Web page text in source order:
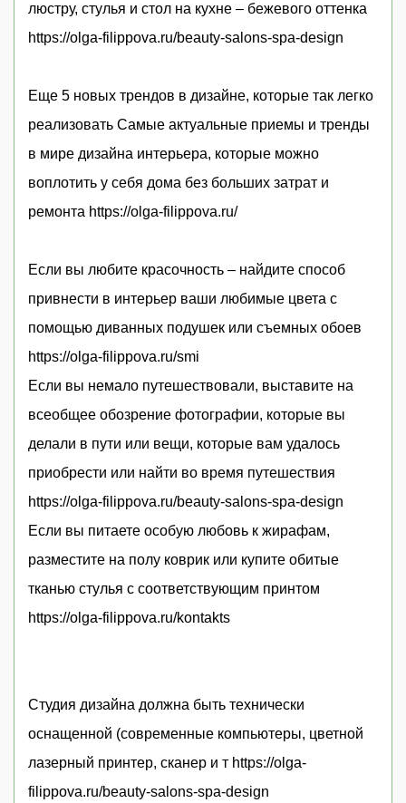
люстру, стулья и стол на кухне – бежевого оттенка
https://olga-filippova.ru/beauty-salons-spa-design
Еще 5 новых трендов в дизайне, которые так легко
реализовать Самые актуальные приемы и тренды
в мире дизайна интерьера, которые можно
воплотить у себя дома без больших затрат и
ремонта https://olga-filippova.ru/
Если вы любите красочность – найдите способ
привнести в интерьер ваши любимые цвета с
помощью диванных подушек или съемных обоев
https://olga-filippova.ru/smi
Если вы немало путешествовали, выставите на
всеобщее обозрение фотографии, которые вы
делали в пути или вещи, которые вам удалось
приобрести или найти во время путешествия
https://olga-filippova.ru/beauty-salons-spa-design
Если вы питаете особую любовь к жирафам,
разместите на полу коврик или купите обитые
тканью стулья с соответствующим принтом
https://olga-filippova.ru/kontakts
Студия дизайна должна быть технически
оснащенной (современные компьютеры, цветной
лазерный принтер, сканер и т https://olga-
filippova.ru/beauty-salons-spa-design